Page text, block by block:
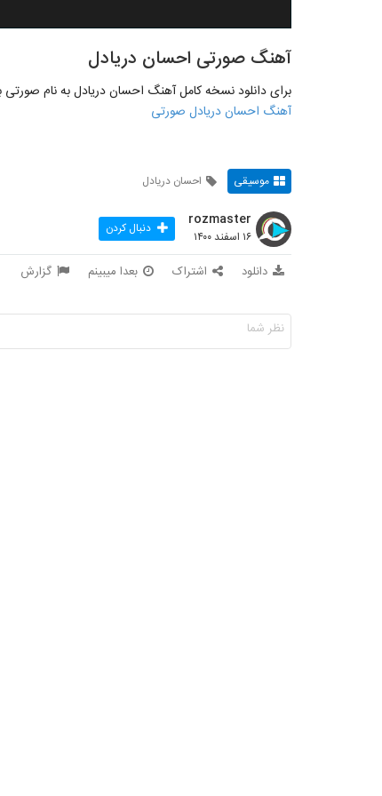
آهنگ صورتی احسان دریادل
برای دانلود نسخه کامل آهنگ احسان دریادل به نام صورتی
آهنگ احسان دریادل صورتی
موسیقی احسان دریادل
rozmaster
۱۶ اسفند ۱۴۰۰ دنبال کردن
دانلود اشتراک بعدا میبینم گزارش